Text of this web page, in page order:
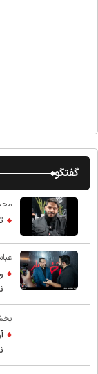
گفتگو
آن